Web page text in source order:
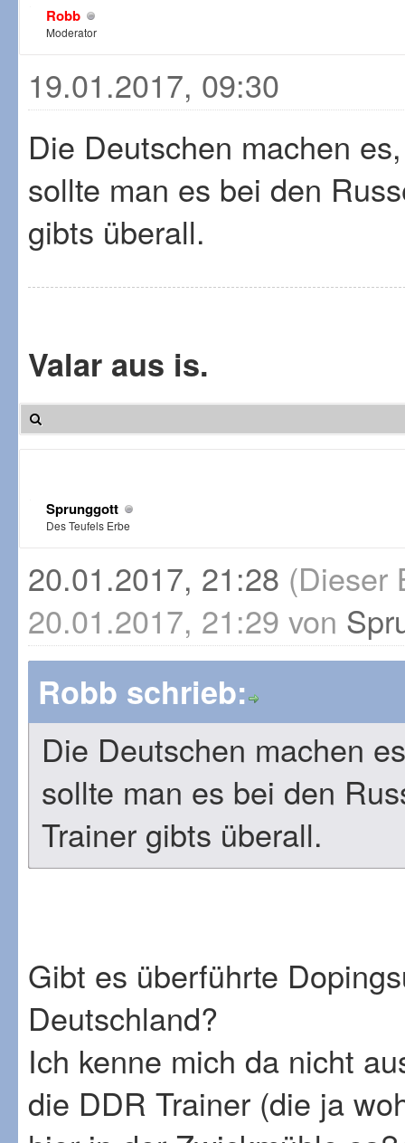
Robb
Moderator
19.01.2017, 09:30
Die Deutschen machen
sollte man es bei den
gibts überall.
Valar aus is.
Sprunggott
Des Teufels Erbe
20.01.2017, 21:28 (Dieser
20.01.2017, 21:29 von
Robb schrieb:
Die Deutschen machen
sollte man es bei den
Trainer gibts überall.
Gibt es überführte
Deutschland?
Ich kenne mich da nicht
die DDR Trainer (die ja